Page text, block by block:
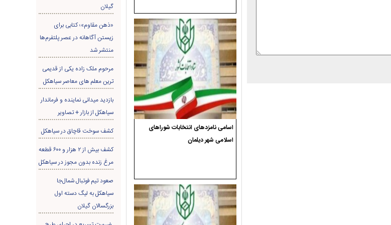
اسامی نامزدهای انتخابات شوراهای
اسلامی شهر دیلمان
گیلان
«ذهن مقاوم»؛ کتابی برای
زیستن آگاهانه در عصر پلتفرم‌ها
منتشر شد
مرحوم ملک زاده یکی از قدیمی
ترین معلم های معاصر سیاهکل
بازدید میدانی نماینده و فرماندار
سیاهکل از بازار + تصاویر
کشف سوخت قاچاق در سياهکل
کشف بیش از ۲ هزار و ۶۰۰ قطعه
مرغ زنده بدون مجوز در سیاهکل
صعود تیم فوتبال شمال‌جا‌
سیاهکل به لیگ دسته اول
بزرگسالان گیلان